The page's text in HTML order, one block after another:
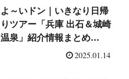
よ～いドン｜いきなり日帰
りツアー「兵庫 出石＆城崎
温泉」紹介情報まとめ
2025.01.14